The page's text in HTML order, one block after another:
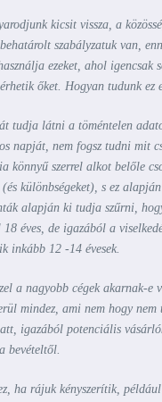
kicsit vissza, a
szabályzatuk van,
ezeket, ahol igencsak
őket. Hogyan tudunk ez
tudja látni a töméntelen
napját, nem fogsz tudni mit
könnyű szerrel alkot belőle
különbségeket), s ez
alapján ki tudja szűrni,
éves, de igazából a
inkább 12 -14 évesek.
a nagyobb cégek akarnak-e
mindez, ami nem hogy nem
igazából potenciális
bevételtől.
ha rájuk kényszerítik,